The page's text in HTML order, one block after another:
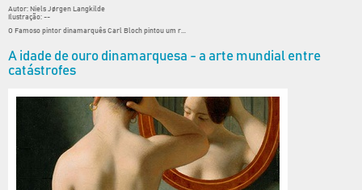
Autor: Niels Jørgen Langkilde
Ilustração: --
O Famoso pintor dinamarquês Carl Bloch pintou um r...
A idade de ouro dinamarquesa - a arte mundial entre
catástrofes